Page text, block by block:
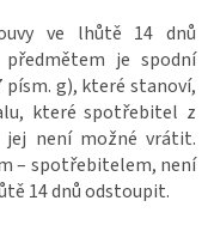
ve lhůtě 14 dnů
je spodní
písm. g), které stanoví,
které spotřebitel z
jej není možné vrátit.
– spotřebitelem, není
14 dnů odstoupit.